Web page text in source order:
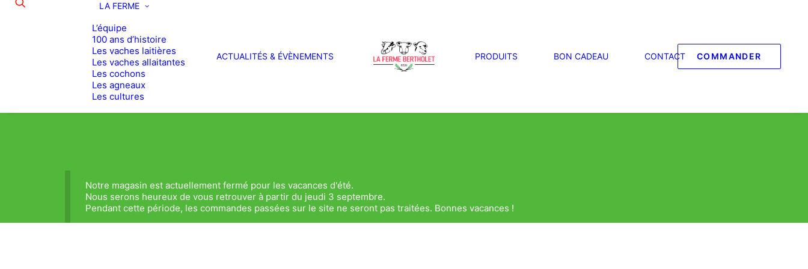
COMMANDER
LA FERME
L’équipe
100 ans d’histoire
Les vaches laitières
Les vaches allaitantes
Les cochons
Les agneaux
Les cultures
ACTUALITÉS & ÉVÈNEMENTS PRODUITS BON CADEAU CONTACT
Notre magasin est actuellement fermé pour les vacances d'été.
Nous serons heureux de vous retrouver à partir du jeudi 3 septembre.
Pendant cette période, les commandes passées sur le site ne seront pas traitées. Bonnes vacances !